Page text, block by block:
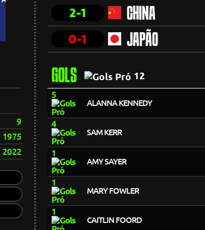
9
1975
2022
2-1 CHINA
0-1 JAPÃO
GOLS 12
5
ALANNA KENNEDY
4
SAM KERR
1
AMY SAYER
1
MARY FOWLER
1
CAITLIN FOORD